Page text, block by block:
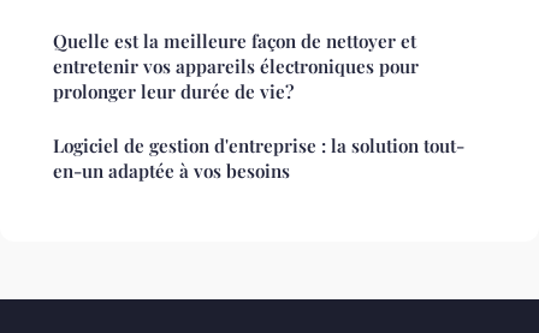
Quelle est la meilleure façon de nettoyer et
entretenir vos appareils électroniques pour
prolonger leur durée de vie?
Logiciel de gestion d'entreprise : la solution tout-
en-un adaptée à vos besoins